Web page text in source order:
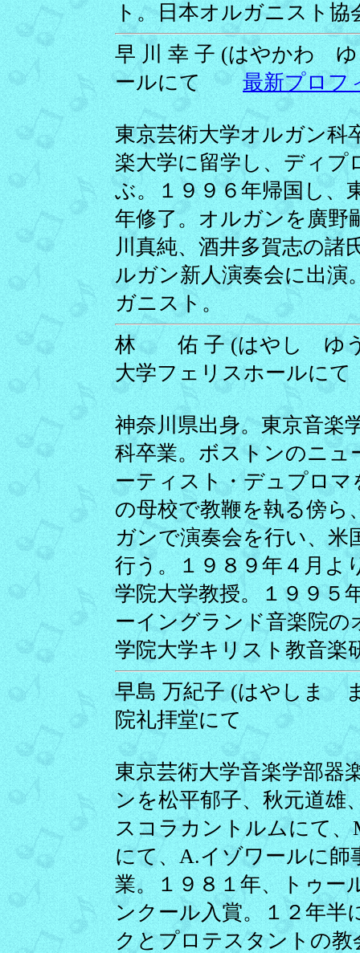
ト。日本オルガニスト協
早 川 幸 子 (はやかわ
ールにて最新プロフ
東京芸術大学オルガン科
楽大学に留学し、ディプ
ぶ。１９９６年帰国し、
年修了。オルガンを廣野
川真純、酒井多賀志の諸
ルガン新人演奏会に出演
ガニスト。
林 佑 子 (はやし ゆう
大学フェリスホールにて
神奈川県出身。東京音楽
科卒業。ボストンのニュ
ーティスト・デュプロマ
の母校で教鞭を執る傍ら
ガンで演奏会を行い、米
行う。１９８９年４月よ
学院大学教授。１９９５
ーイングランド音楽院の
学院大学キリスト教音楽
早島 万紀子 (はやしま
院礼拝堂にて
東京芸術大学音楽学部器
ンを松平郁子、秋元道雄
スコラカントルムにて
にて、A.イゾワールに師
業。１９８１年、トゥー
ンクール入賞。１２年半
クとプロテスタントの